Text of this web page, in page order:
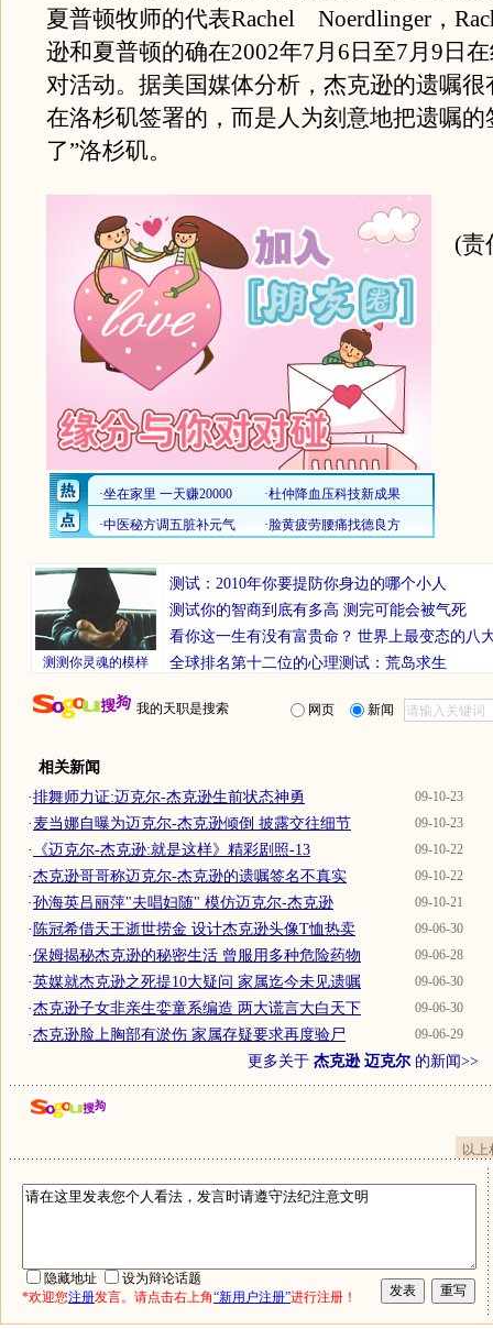
夏普顿牧师的代表Rachel Noerdlinger，
逊和夏普顿的确在2002年7月6日至7月9日
对活动。据美国媒体分析，杰克逊的遗嘱很
在洛杉矶签署的，而是人为刻意地把遗嘱的
了”洛杉矶。
(责
测测你灵魂的模样
测试：2010年你要提防你身边的哪个小人
测试你的智商到底有多高 测完可能会被气死
看你这一生有没有富贵命？ 世界上最变态的八
全球排名第十二位的心理测试：荒岛求生
我的天职是搜索 网页 新闻
相关新闻
09-10-23
·排舞师力证:迈克尔-杰克逊生前状态神勇
09-10-23
·麦当娜自曝为迈克尔-杰克逊倾倒 披露交往细节
09-10-22
· 《迈克尔-杰克逊:就是这样》精彩剧照-13
09-10-22
·杰克逊哥哥称迈克尔-杰克逊的遗嘱签名不真实
09-10-21
·孙海英吕丽萍"夫唱妇随" 模仿迈克尔-杰克逊
09-06-30
· 陈冠希借天王逝世捞金 设计杰克逊头像T恤热卖
09-06-28
·保姆揭秘杰克逊的秘密生活 曾服用多种危险药物
09-06-30
·英媒就杰克逊之死提10大疑问 家属迄今未见遗嘱
09-06-30
·杰克逊子女非亲生娈童系编造 两大谎言大白天下
09-06-29
·杰克逊脸上胸部有淤伤 家属存疑要求再度验尸
更多关于 杰克逊 迈克尔 的新闻>>
以
隐藏地址
设为辩论话题
*欢迎您注册发言。请点击右上角“新用户注册”进行注册！